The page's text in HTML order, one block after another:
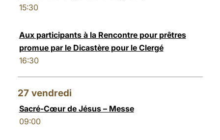
15:30
Aux participants à la Rencontre pour prêtres
promue par le Dicastère pour le Clergé
16:30
27 vendredi
Sacré-Cœur de Jésus – Messe
09:00